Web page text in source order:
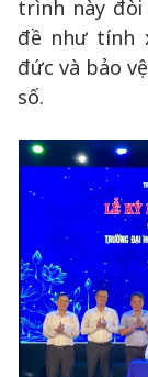
trình này
đề như tính
đức và bảo
số.